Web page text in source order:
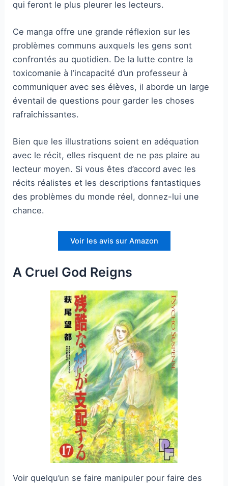
qui feront le plus pleurer les lecteurs.
Ce manga offre une grande réflexion sur les
problèmes communs auxquels les gens sont
confrontés au quotidien. De la lutte contre la
toxicomanie à l’incapacité d’un professeur à
communiquer avec ses élèves, il aborde un large
éventail de questions pour garder les choses
rafraîchissantes.
Bien que les illustrations soient en adéquation
avec le récit, elles risquent de ne pas plaire au
lecteur moyen. Si vous êtes d’accord avec les
récits réalistes et les descriptions fantastiques
des problèmes du monde réel, donnez-lui une
chance.
Voir les avis sur Amazon
A Cruel God Reigns
Voir quelqu’un se faire manipuler pour faire des